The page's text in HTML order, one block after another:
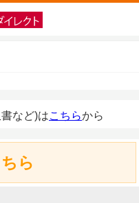
など)はこちらから
ら